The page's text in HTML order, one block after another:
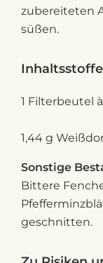
zubereiteten
süßen.
Inhaltsstoffe
1 Filterbeutel
1,44 g
Sonstige
Bittere
geschnitten.